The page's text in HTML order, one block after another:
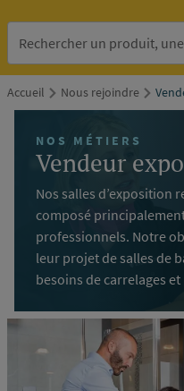
Accueil Nous rejoindre
NOS MÉTIERS
Vendeur expo
Nos salles d’exposition
composé
professionnels. Notre
leur projet de salles de
besoins de carrelages